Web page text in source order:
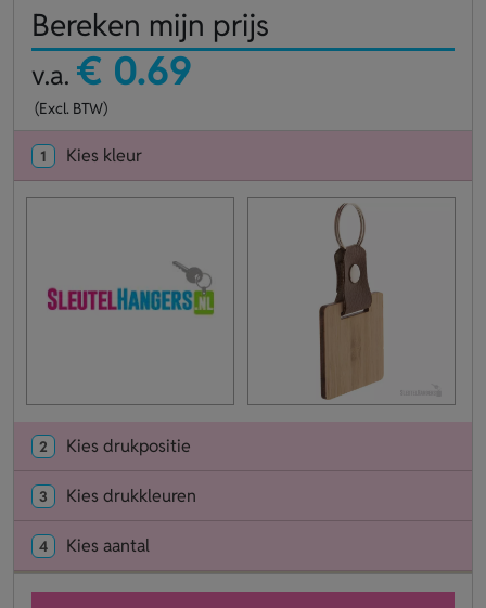
Bereken mijn prijs
v.a. € 0.69
(Excl. BTW)
1 Kies kleur
2 Kies drukpositie
3 Kies drukkleuren
4 Kies aantal